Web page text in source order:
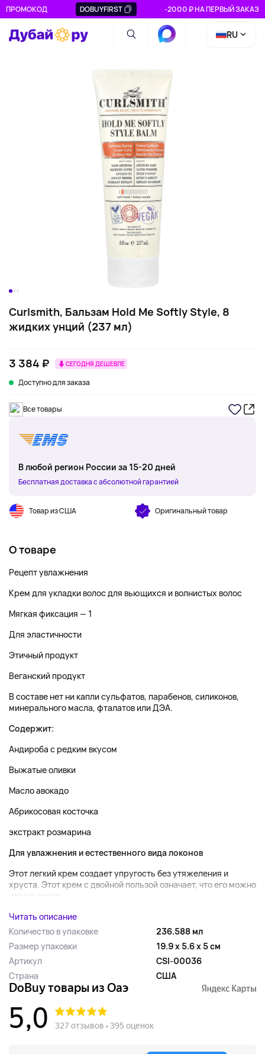
ПРОМОКОД DOBUYFIRST -2000 ₽ НА ПЕРВЫЙ ЗАКАЗ
RU
Curlsmith, Бальзам Hold Me Softly Style, 8
жидких унций (237 мл)
3 384 ₽ СЕГОДНЯ ДЕШЕВЛЕ
Доступно для заказа
Все товары
В любой регион России за 15-20 дней
Бесплатная доставка с абсолютной гарантией
Товар из США Оригинальный товар
О товаре
Рецепт увлажнения
Крем для укладки волос для вьющихся и волнистых волос
Мягкая фиксация — 1
Для эластичности
Этичный продукт
Веганский продукт
В составе нет ни капли сульфатов, парабенов, силиконов,
минерального масла, фталатов или ДЭА.
Содержит:
Андироба с редким вкусом
Выжатые оливки
Масло авокадо
Абрикосовая косточка
экстракт розмарина
Для увлажнения и естественного вида локонов
Этот легкий крем создает упругость без утяжеления и
хруста. Этот крем с двойной пользой означает, что его можно
использовать...
Читать описание
Количество в упаковке
236.588 мл
Размер упаковки
19.9 x 5.6 x 5 см
Артикул
CSI-00036
Страна
США